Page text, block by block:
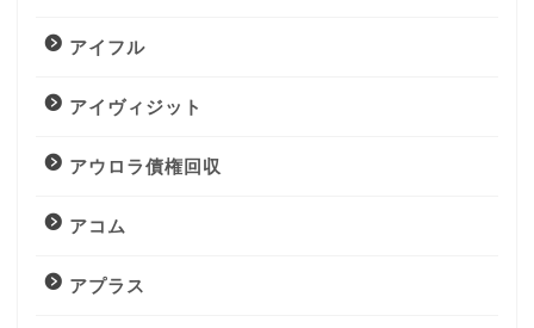
アイフル
アイヴィジット
アウロラ債権回収
アコム
アプラス